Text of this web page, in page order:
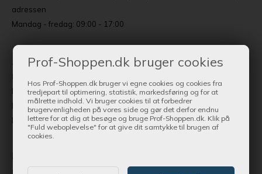
Prof-Shoppen.dk bruger cookies
Hos Prof-Shoppen.dk bruger vi egne cookies og cookies fra
tredjepart til optimering, statistik, markedsføring og for at
målrette indhold. Vi bruger cookies til at forbedrer
brugervenligheden på vores side og gør det derfor endnu
lettere for at dig at besøge og bruge Prof-Shoppen.dk. Klik på
"Fuld weboplevelse" for at give dit samtykke til brugen af
cookies.
adressen
Mandag - fredag: 09:00 - 17:00
Jylland - Randers
Butikssalg og værksted til Trailere | Stor Skov, Park og Have center
Begrænset udvalg af reservedele og tilbehør
Mandag - fredag: 09:00 - 17:00